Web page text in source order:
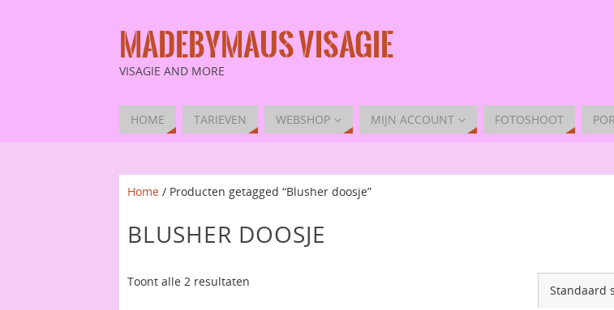
MADEBYMAUS VISAGIE
VISAGIE AND MORE
HOME TARIEVEN WEBSHOP MIJN ACCOUNT FOTOSHOOT
Home / Producten getagged “Blusher doosje”
BLUSHER DOOSJE
Toont alle 2 resultaten